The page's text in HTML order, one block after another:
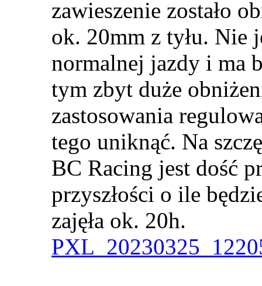
zawieszenie zostało
ok. 20mm z tyłu. Nie
normalnej jazdy i ma
tym zbyt duże
zastosowania
tego uniknąć. Na
BC Racing jest dość
przyszłości o ile
zajęła ok. 20h.